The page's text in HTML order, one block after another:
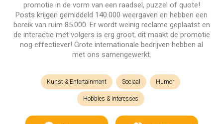
promotie in de vorm van een raadsel, puzzel of quote!
Posts krijgen gemiddeld 140.000 weergaven en hebben een
bereik van ruim 85.000. Er wordt weinig reclame geplaatst en
de interactie met volgers is erg groot, dit maakt de promotie
nog effectiever! Grote internationale bedrijven hebben al
met ons samengewerkt.
Kunst & Entertainment Sociaal Humor
Hobbies & Interesses